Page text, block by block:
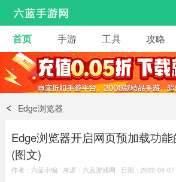
安卓手游
热门手游 角色扮演
动作射击
冒险解谜 经营养成
首页 手游 工具 攻略
Edge浏览器
Edge浏览器开启网页预加载功
(图文)
作者：六蓝小编 来源：六蓝游戏网 日期：2022-04-07